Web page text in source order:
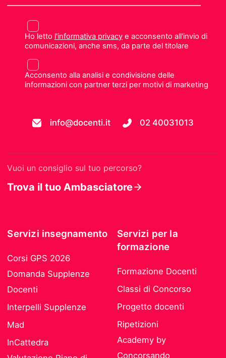
Ho letto l'informativa privacye acconsento all'invio di
comunicazioni, anche sms, da parte del titolare
Acconsento alla analisi e condivisione delle
informazioni con partner terzi per motivi di marketing
info@docenti.it 02 40031013
Vuoi un consiglio sul tuo percorso?
Trova il tuo Ambasciatore
Servizi insegnamento
Corsi GPS 2026
Domanda Supplenze
Docenti
Interpelli Supplenze
Mad
InCattedra
Servizi per la
formazione
Formazione Docenti
Classi di Concorso
Progetto docenti
Ripetizioni
Academy by
Concorsando